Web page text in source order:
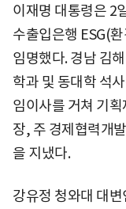
이재명 대통령은 2
수출입은행 ESG(
임명했다. 경남 김
학과 및 동대학 석
임이사를 거쳐 기
장, 주 경제협력개
을 지냈다.
강유정 청와대 대